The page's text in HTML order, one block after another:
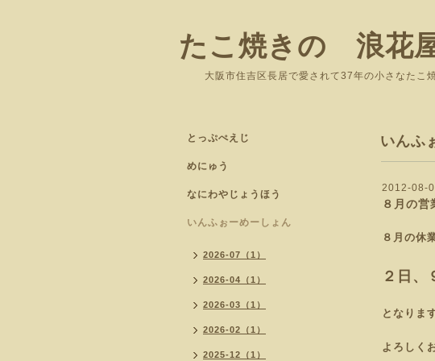
たこ焼きの 浪花
大阪市住吉区長居で愛さ
いんふ
2012-08-
８月の営
８月の休
２日、
となりま
よろしく
とっぷぺえじ
めにゅう
なにわやじょうほう
いんふぉーめーしょん
2026-07（1）
2026-04（1）
2026-03（1）
2026-02（1）
2025-12（1）